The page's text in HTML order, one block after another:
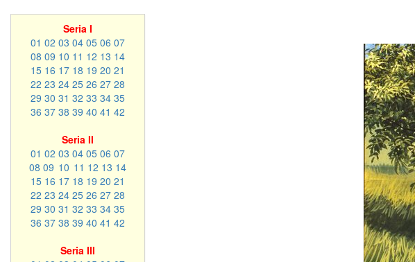
Seria I
01 02 03 04 05 06 07
08 09 10 11 12 13 14
15 16 17 18 19 20 21
22 23 24 25 26 27 28
29 30 31 32 33 34 35
36 37 38 39 40 41 42
Seria II
01 02 03 04 05 06 07
08 09 10 11 12 13 14
15 16 17 18 19 20 21
22 23 24 25 26 27 28
29 30 31 32 33 34 35
36 37 38 39 40 41 42
Seria III